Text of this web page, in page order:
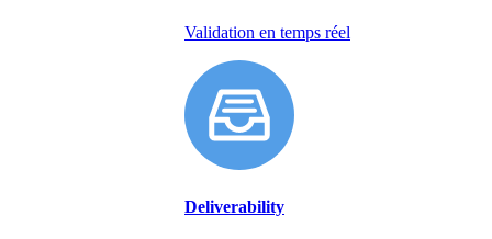
Validation en temps réel
Deliverability